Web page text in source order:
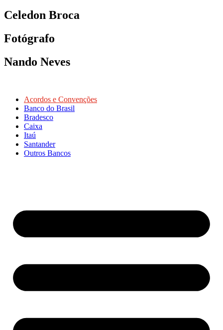
Celedon Broca
Fotógrafo
Nando Neves
Acordos e Convenções
Banco do Brasil
Bradesco
Caixa
Itaú
Santander
Outros Bancos